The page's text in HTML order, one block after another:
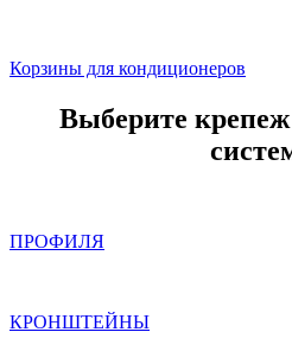
Корзины для кондиционеров
Выберите
ПРОФИЛЯ
КРОНШТЕЙНЫ